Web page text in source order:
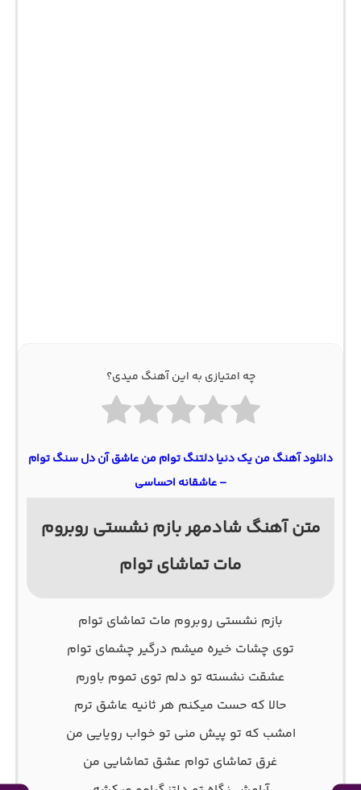
چه امتیازی به این آهنگ میدی؟
دانلود آهنگ من یک دنیا دلتنگ توام من عاشق آن دل سنگ توام
– عاشقانه احساسی
متن آهنگ شادمهر بازم نشستی روبروم
مات تماشای توام
بازم نشستی روبروم مات تماشای توام
توی چشات خیره میشم درگیر چشمای توام
عشقت نشسته تو دلم توی تموم باورم
حالا که حست میکنم هر ثانیه عاشق ترم
امشب که تو پیش منی تو خواب رویایی من
غرق تماشای توام عشق تماشایی من